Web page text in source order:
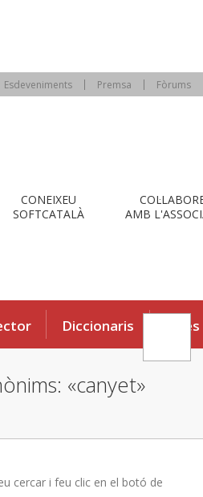
Esdeveniments Premsa Fòrums
CONEIXEU
SOFTCATALÀ
AMB
Diccionaris Eines
«canyet»
cercar i feu clic en el botó de